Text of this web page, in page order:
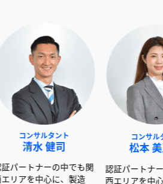
ント
の中でも関
に、製造
コンサルタント
松本 美乃理
認証パートナーの中でも関
西エリアを中心に、製造